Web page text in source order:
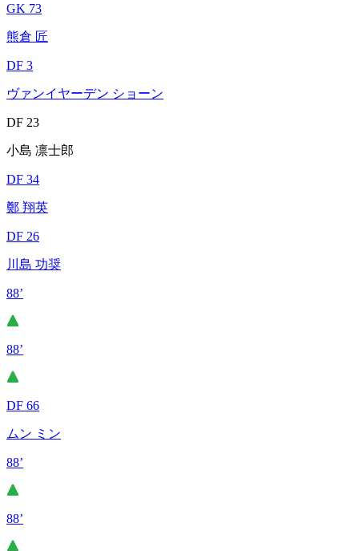
GK 73
熊倉 匠
DF 3
ヴァンイヤーデン ショーン
DF 23
小島 凛士郎
DF 34
鄭 翔英
DF 26
川島 功奨
88’
88’
DF 66
ムン ミン
88’
88’